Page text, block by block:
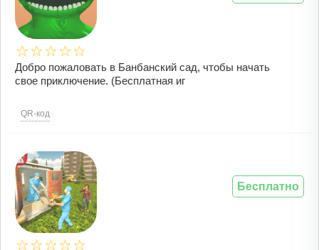
Добро пожаловать в Банбанский сад, чтобы начать
свое приключение. (Бесплатная иг
QR-код
Бесплатно